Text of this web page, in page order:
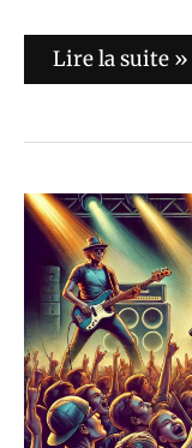
Lire la suite »
Les
concerts
du
mois
de
février
2025
à
Paris